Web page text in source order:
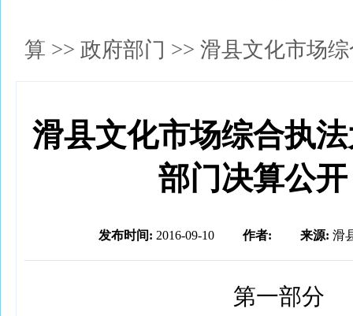
算 >> 政府部门 >> 滑县文化市场
滑县文化市场综合执法
部门决算公开
发布时间: 2016-09-10 作者: 来源: 滑
第一部分